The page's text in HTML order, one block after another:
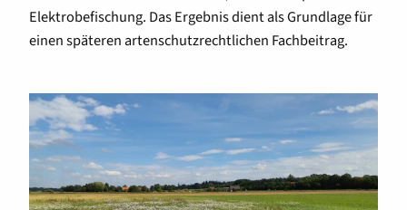
Elektrobefischung. Das Ergebnis dient als Grundlage für
einen späteren artenschutzrechtlichen Fachbeitrag.